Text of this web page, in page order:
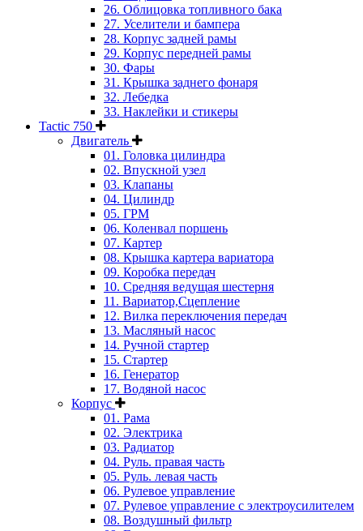
26. Облицовка топливного бака
27. Уселители и бампера
28. Корпус задней рамы
29. Корпус передней рамы
30. Фары
31. Крышка заднего фонаря
32. Лебедка
33. Наклейки и стикеры
Tactic 750
Двигатель
01. Головка цилиндра
02. Впускной узел
03. Клапаны
04. Цилиндр
05. ГРМ
06. Коленвал поршень
07. Картер
08. Крышка картера вариатора
09. Коробка передач
10. Средняя ведущая шестерня
11. Вариатор,Сцепление
12. Вилка переключения передач
13. Масляный насос
14. Ручной стартер
15. Стартер
16. Генератор
17. Водяной насос
Корпус
01. Рама
02. Электрика
03. Радиатор
04. Руль. правая часть
05. Руль. левая часть
06. Рулевое управление
07. Рулевое управление с электроусилителем
08. Воздушный фильтр